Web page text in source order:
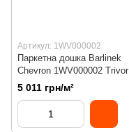
Артикул: 1WV000002
Паркетна дошка Barlinek
Chevron 1WV000002 Trivor
французька ялинка
5 011 грн/м²